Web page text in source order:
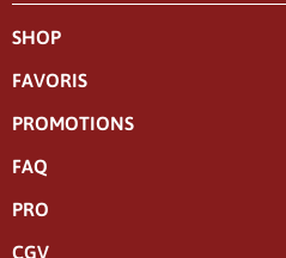
SHOP
FAVORIS
PROMOTIONS
FAQ
PRO
CGV